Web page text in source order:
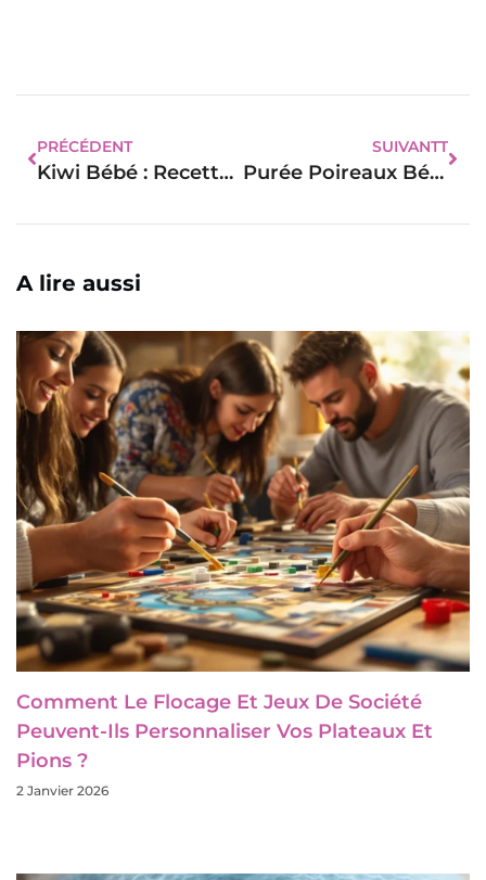
PRÉCÉDENT
Kiwi Bébé : Recette Riche En Vitamine
SUIVANTT
Purée Poireaux Bébé : Voici Comment Faire La Préparation
A lire aussi
Comment Le Flocage Et Jeux De Société
Peuvent-Ils Personnaliser Vos Plateaux Et
Pions ?
2 Janvier 2026